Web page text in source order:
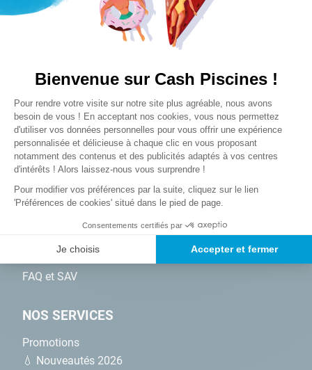
Suivez-nous sur les réseaux sociaux
A PROPOS
Qui sommes-nous ?
Mon Club Cash
Nos magasins
Nos engagements RSE
FAQ et SAV
NOS SERVICES
Promotions
💧 Nouveautés 2026
Bienvenue sur Cash Piscines !
Plateforme de Gestion du
Pour rendre votre visite sur notre site plus agréable, nous avons
besoin de vous ! En acceptant nos cookies, vous nous permettez
d'utiliser vos données personnelles pour vous offrir une expérience
personnalisée et délicieuse à chaque clic en vous proposant
notamment des contenus et des publicités adaptés à vos centres
d'intérêts ! Alors laissez-nous vous surprendre !
Pour modifier vos préférences par la suite, cliquez sur le lien
'Préférences de cookies' situé dans le pied de page.
Consentements certifiés par
Je choisis Accepter et fermer
Axeptio consent